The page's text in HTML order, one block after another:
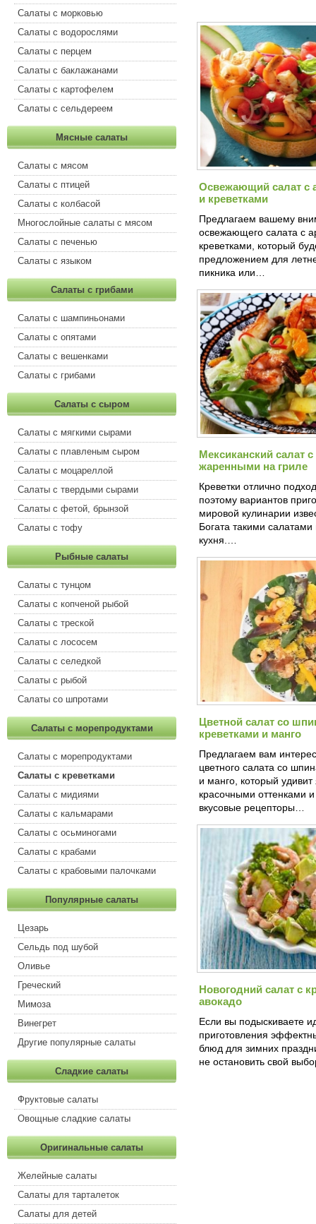
Салаты с морковью
Салаты с водорослями
Салаты с перцем
Салаты с баклажанами
Салаты с картофелем
Салаты с сельдереем
Мясные салаты
Салаты с мясом
Салаты с птицей
Салаты с колбасой
Многослойные салаты с мясом
Салаты с печенью
Салаты с языком
Салаты с грибами
Салаты с шампиньонами
Салаты с опятами
Салаты с вешенками
Салаты с грибами
Салаты с сыром
Салаты с мягкими сырами
Салаты с плавленым сыром
Салаты с моцареллой
Салаты с твердыми сырами
Салаты с фетой, брынзой
Салаты с тофу
Рыбные салаты
Салаты с тунцом
Салаты с копченой рыбой
Салаты с треской
Салаты с лососем
Салаты с селедкой
Салаты с рыбой
Салаты со шпротами
Салаты с морепродуктами
Салаты с морепродуктами
Салаты с креветками
Салаты с мидиями
Салаты с кальмарами
Салаты с осьминогами
Салаты с крабами
Салаты с крабовыми палочками
Популярные салаты
Цезарь
Сельдь под шубой
Оливье
Греческий
Мимоза
Винегрет
Другие популярные салаты
Сладкие салаты
Фруктовые салаты
Овощные сладкие салаты
Оригинальные салаты
Желейные салаты
Салаты для тарталеток
Салаты для детей
Освежающий салат с
и креветками
Предлагаем вашему
освежающего салата с
креветками, который
предложением для
пикника или…
Мексиканский салат
жаренными на гриле
Креветки отлично
поэтому вариантов
мировой кулинарии
Богата такими салатами
кухня.…
Цветной салат со
креветками и манго
Предлагаем вам
цветного салата со
и манго, который
красочными оттенками
вкусовые рецепторы…
Новогодний салат с
авокадо
Если вы подыскиваете
приготовления
блюд для зимних
не остановить свой